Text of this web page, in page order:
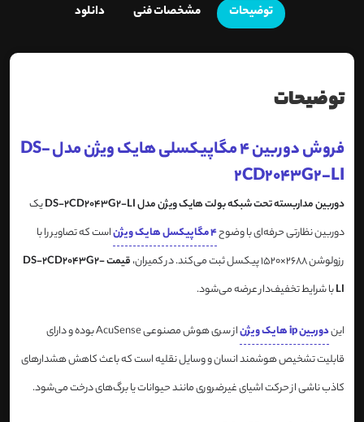
توضیحات مشخصات فنی دانلود
توضیحات
فروش دوربین 4 مگاپیکسلی هایک ویژن مدل DS-
2CD2043G2-LI
دوربین مداربسته تحت شبکه بولت هایک ویژن مدل DS-2CD2043G2-LI
یک
دوربین نظارتی حرفه‌ای با وضوح4 مگاپیکسل هایک ویژن
است که تصاویر را با
رزولوشن 2688×1520 پیکسل ثبت می‌کند. در کمیران،
قیمت DS-2CD2043G2-
LIبا شرایط تخفیف‌دار عرضه می‌شود.
ایندوربین ip هایک ویژن
از سری هوش مصنوعی AcuSense بوده و دارای
قابلیت تشخیص هوشمند انسان و وسایل نقلیه است که باعث کاهش هشدارهای
کاذب ناشی از حرکت اشیای غیرضروری مانند حیوانات یا برگ‌های درخت می‌شود.